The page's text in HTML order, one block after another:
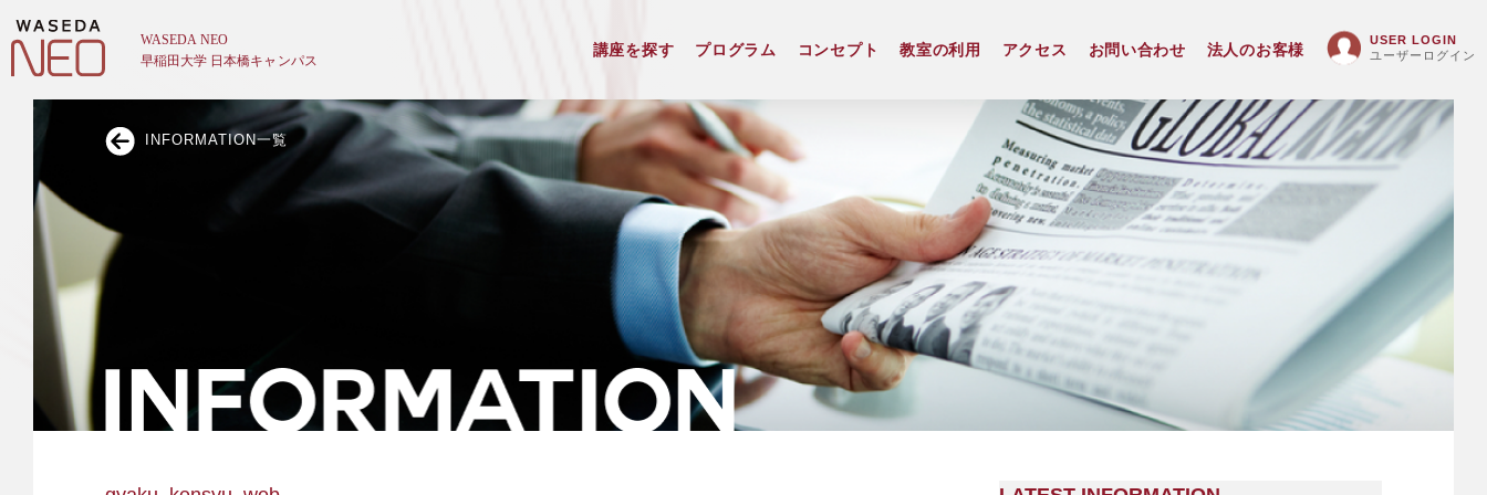
講座を探す プログラム コンセプト 教室の利用 アクセス お問い合わせ 法人のお客様
USER LOGIN
ユーザーログイン
INFORMATION一覧